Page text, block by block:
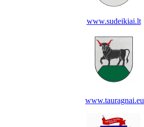
www.sudeikiai.lt
www.tauragnai.eu